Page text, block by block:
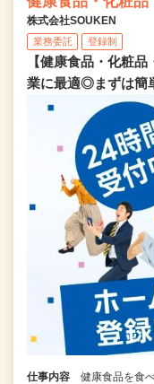
株式会社SOUKEN
業務委託 登録制
【健康食品・化粧
業に最適◎まずは簡
仕事内容
健康食品を食